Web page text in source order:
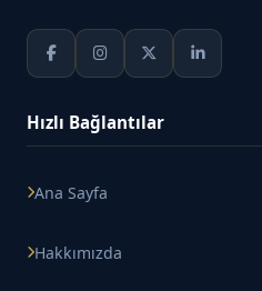
Hızlı Bağlantılar
Ana Sayfa
Hakkımızda